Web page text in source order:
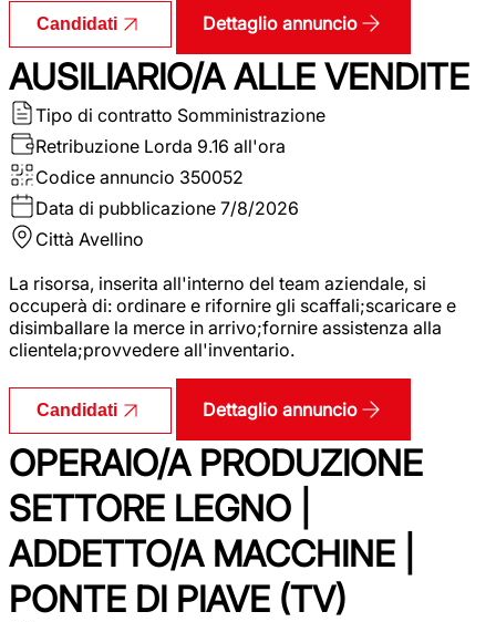
Candidati Dettaglio annuncio
AUSILIARIO/A ALLE VENDITE
Tipo di contratto Somministrazione
Retribuzione Lorda 9.16 all'ora
Codice annuncio 350052
Data di pubblicazione 7/8/2026
Città Avellino
La risorsa, inserita all'interno del team aziendale, si
occuperà di: ordinare e rifornire gli scaffali;scaricare e
disimballare la merce in arrivo;fornire assistenza alla
clientela;provvedere all'inventario.
Candidati Dettaglio annuncio
OPERAIO/A PRODUZIONE
SETTORE LEGNO |
ADDETTO/A MACCHINE |
PONTE DI PIAVE (TV)